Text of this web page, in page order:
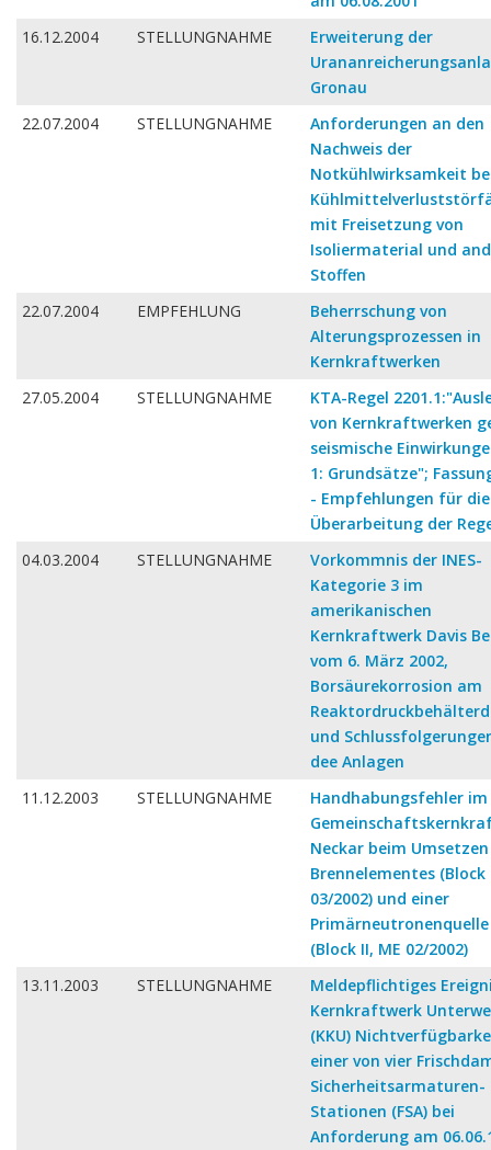
16.12.2004
STELLUNGNAHME
Erweiterung der
Gronau
22.07.2004
STELLUNGNAHME
Anforderungen an den
Nachweis der
Notkühlwirksamkeit
mit Freisetzung von
Isoliermaterial und
Stoffen
22.07.2004
EMPFEHLUNG
Beherrschung von
Alterungsprozessen in
Kernkraftwerken
27.05.2004
STELLUNGNAHME
KTA-Regel
von Kernkraftwerken
seismische
1: Grundsätze";
- Empfehlungen für die
Überarbeitung der
04.03.2004
STELLUNGNAHME
Vorkommnis der INES-
Kategorie 3 im
amerikanischen
Kernkraftwerk Davis
vom 6. März 2002,
Borsäurekorrosion am
und
dee Anlagen
11.12.2003
STELLUNGNAHME
Handhabungsfehler im
Neckar beim
Brennelementes (Block
03/2002) und einer
Primärneutronenquelle
(Block II, ME 02/2002)
13.11.2003
STELLUNGNAHME
Meldepflichtiges
Kernkraftwerk
(KKU)
einer von vier
Sicherheitsarmaturen-
Stationen (FSA) bei
Anforderung am